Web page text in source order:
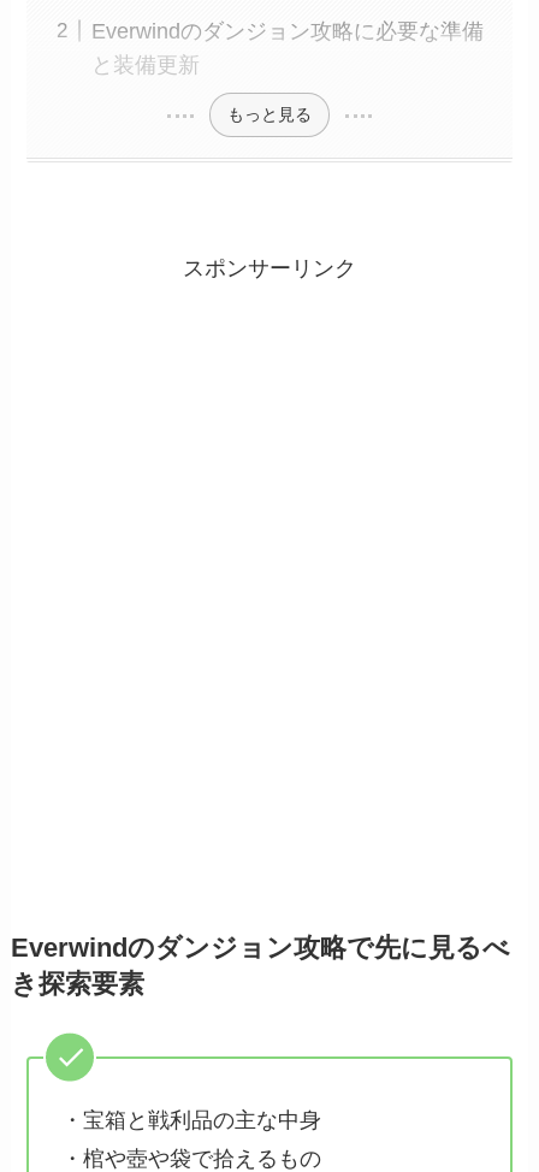
Everwindのダンジョン攻略に必要な準備
と装備更新
もっと見る
スポンサーリンク
Everwindのダンジョン攻略で先に見るべ
き探索要素
・宝箱と戦利品の主な中身
・棺や壺や袋で拾えるもの